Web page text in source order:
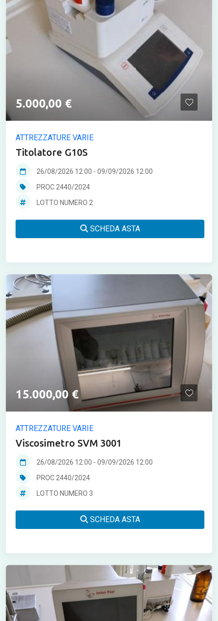
5.000,00 €
ATTREZZATURE VARIE
Titolatore G10S
26/08/2026 12:00 - 09/09/2026 12:00
PROC 2440/2024
LOTTO NUMERO 2
SCHEDA ASTA
15.000,00 €
ATTREZZATURE VARIE
Viscosimetro SVM 3001
26/08/2026 12:00 - 09/09/2026 12:00
PROC 2440/2024
LOTTO NUMERO 3
SCHEDA ASTA